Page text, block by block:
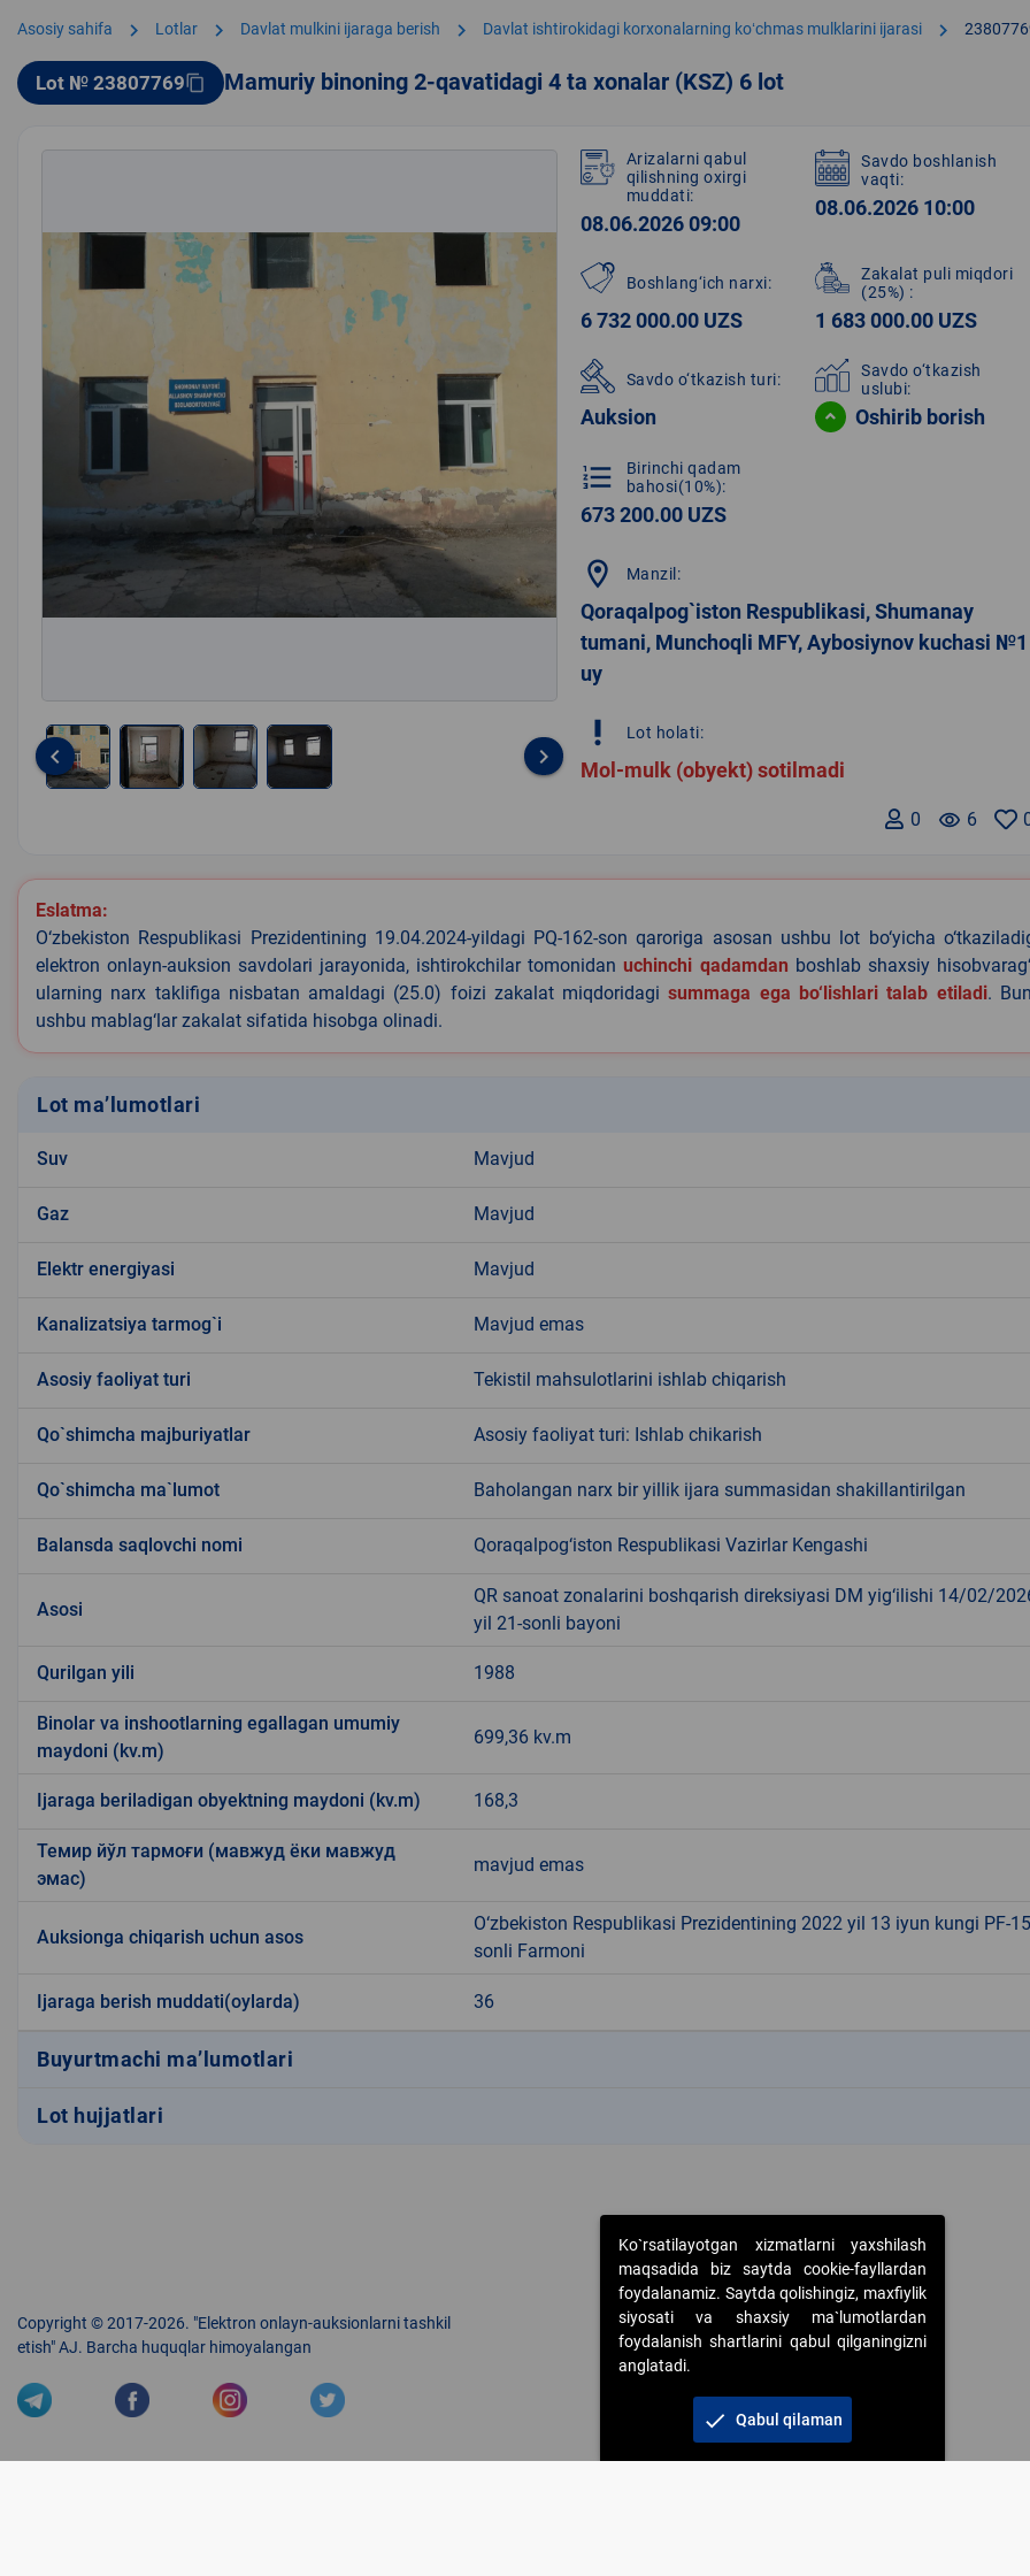
Asosiy sahifa chevron_right Lotlar chevron_right Davlat mulkini ijaraga berish chevron_right Davlat ishtirokidagi korxonalarning koʻchmas mulklarini ijarasi chevron_right
Lot № 23807769content_copy Mamuriy binoning 2-qavatidagi 4 ta xonalar (KSZ) 6 lot
keyboard_arrow_left keyboard_arrow_right
Arizalarni qabul
qilishning oxirgi
muddati:
08.06.2026 09:00
Savdo boshlanish
vaqti:
08.06.2026 10:00
Boshlang‘ich narxi:
6 732 000.00 UZS
Zakalat puli miqdori
(25%) :
1 683 000.00 UZS
Savdo o‘tkazish turi:
Auksion
Savdo o‘tkazish
uslubi:
Oshirib borish
format_list_numbered
Birinchi qadam
bahosi(10%):
673 200.00 UZS
location_on Manzil:
Qoraqalpog`iston Respublikasi, Shumanay
tumani, Munchoqli MFY, Aybosiynov kuchasi №1
uy
priority_high Lot holati:
Mol-mulk (obyekt) sotilmadi
remove_red_eye 6
0
Eslatma:
O‘zbekiston Respublikasi Prezidentining 19.04.2024-yildagi PQ-162-son qaroriga asosan ushbu lot bo‘yicha
elektron onlayn-auksion savdolari jarayonida, ishtirokchilar tomonidanuchinchi qadamdan boshlab shaxsiy
ularning narx taklifiga nisbatan amaldagi (25.0) foizi zakalat miqdoridagisummaga ega bo‘lishlari talab etiladi.
ushbu mablag‘lar zakalat sifatida hisobga olinadi.
Lot ma’lumotlari
Suv Mavjud
Gaz Mavjud
Elektr energiyasi Mavjud
Kanalizatsiya tarmog`i Mavjud emas
Аsosiy faoliyat turi Tekistil mahsulotlarini ishlab chiqarish
Qo`shimcha majburiyatlar Asosiy faoliyat turi: Ishlab chikarish
Qo`shimcha ma`lumot Baholangan narx bir yillik ijara summasidan shakillantirilgan
Balansda saqlovchi nomi Qoraqalpog‘iston Respublikasi Vazirlar Kengashi
Asosi
QR sanoat zonalarini boshqarish direksiyasi DM yig‘ilishi 14/02/
yil 21-sonli bayoni
Qurilgan yili 1988
Binolar va inshootlarning egallagan umumiy
maydoni (kv.m)
699,36 kv.m
Ijaraga beriladigan obyektning maydoni (kv.m) 168,3
Темир йўл тармоғи (мавжуд ёки мавжуд
эмас)
mavjud emas
Auksionga chiqarish uchun asos
O‘zbekiston Respublikasi Prezidentining 2022 yil 13 iyun kungi PF-
sonli Farmoni
Ijaraga berish muddati(oylarda) 36
Buyurtmachi ma’lumotlari
Lot hujjatlari
Copyright © 2017-2026. "Elektron onlayn-auksionlarni tashkil
etish" AJ. Barcha huquqlar himoyalangan
Ko`rsatilayotgan xizmatlarni yaxshilash
maqsadida biz saytda cookie-fayllardan
foydalanamiz. Saytda qolishingiz, maxfiylik
siyosati va shaxsiy ma`lumotlardan
foydalanish shartlarini qabul qilganingizni
anglatadi.
check Qabul qilaman